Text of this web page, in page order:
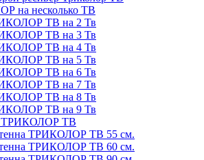
на несколько ТВ
ТВ на 2 Тв
ТВ на 3 Тв
ТВ на 4 Тв
ТВ на 5 Тв
ТВ на 6 Тв
ТВ на 7 Тв
ТВ на 8 Тв
ТВ на 9 Тв
ТРИКОЛОР ТВ
ТРИКОЛОР ТВ 55 см.
ТРИКОЛОР ТВ 60 см.